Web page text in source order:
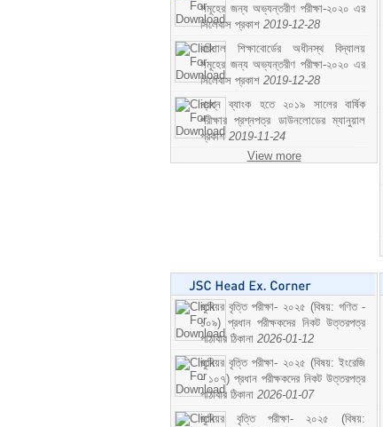
সমূহের জন্য অভ্যন্তরীণ পরীক্ষা-২০২০ এর
সিলেবাস প্রকাশ 2019-12-28
বরিশাল শিক্ষাবোর্ডের অধীনস্থ বিদ্যালয়
সমূহের জন্য অভ্যন্তরীণ পরীক্ষা-২০২০ এর
সিলেবাস প্রকাশ 2019-12-28
প্রশ্ন ব্যাংক হতে ২০১৯ সালের বার্ষিক
পরীক্ষার প্রশ্নপত্র ডাউনলোডের ম্যানুয়াল
প্রকাশ 2019-11-24
View more
জুনিয়র বৃত্তি পরীক্ষা- ২০২৫ (বিষয়: গণিত -
১০৯) প্রধান পরীক্ষকদের নিকট উত্তরপত্র
পাঠাবার ঠিকানা 2026-01-12
জুনিয়র বৃত্তি পরীক্ষা- ২০২৫ (বিষয়: ইংরেজি
- ১০৭) প্রধান পরীক্ষকদের নিকট উত্তরপত্র
পাঠাবার ঠিকানা 2026-01-07
জুনিয়র বৃত্তি পরীক্ষা- ২০২৫ (বিষয়: